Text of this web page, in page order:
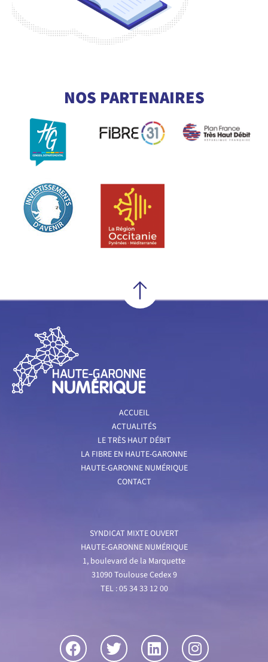
VOCABULAIRE DE LA FIBRE
En savoir +
NOS PARTENAIRES
ACCUEIL
ACTUALITÉS
LE TRÈS HAUT DÉBIT
LA FIBRE EN HAUTE-GARONNE
HAUTE-GARONNE NUMÉRIQUE
CONTACT
SYNDICAT MIXTE OUVERT
HAUTE-GARONNE NUMÉRIQUE
1, boulevard de la Marquette
31090 Toulouse Cedex 9
TEL : 05 34 33 12 00